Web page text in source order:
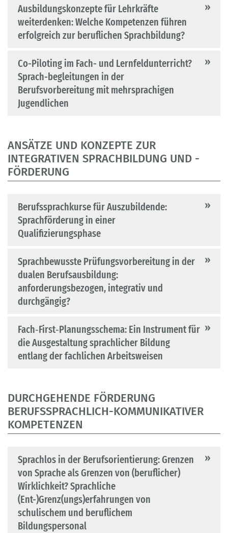
Ausbildungskonzepte für Lehrkräfte
weiterdenken: Welche Kompetenzen führen
erfolgreich zur beruflichen Sprachbildung?
Co-Piloting im Fach- und Lernfeldunterricht?
Sprach-begleitungen in der
Berufsvorbereitung mit mehrsprachigen
Jugendlichen
ANSÄTZE UND KONZEPTE ZUR
INTEGRATIVEN SPRACHBILDUNG UND -
FÖRDERUNG
Berufssprachkurse für Auszubildende:
Sprachförderung in einer
Qualifizierungsphase
Sprachbewusste Prüfungsvorbereitung in der
dualen Berufsausbildung:
anforderungsbezogen, integrativ und
durchgängig?
Fach‐First‐Planungsschema: Ein Instrument für
die Ausgestaltung sprachlicher Bildung
entlang der fachlichen Arbeitsweisen
DURCHGEHENDE FÖRDERUNG
BERUFSSPRACHLICH-KOMMUNIKATIVER
KOMPETENZEN
Sprachlos in der Berufsorientierung: Grenzen
von Sprache als Grenzen von (beruflicher)
Wirklichkeit? Sprachliche
(Ent-)Grenz(ungs)erfahrungen von
schulischem und beruflichem
Bildungspersonal